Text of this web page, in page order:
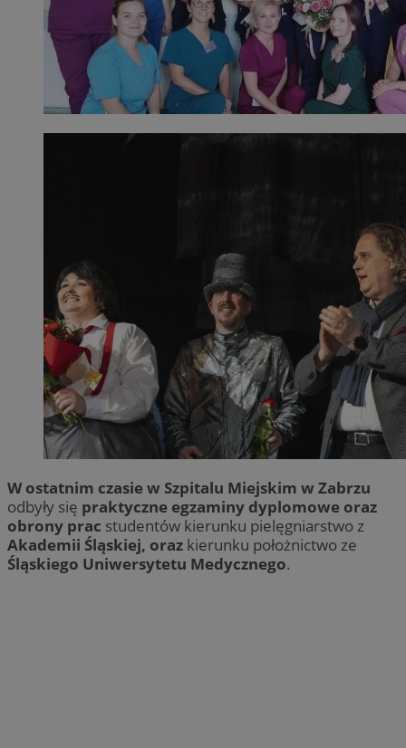
W ostatnim czasie w Szpitalu Miejskim w Zabrzu
odbyły się praktyczne egzaminy dyplomowe oraz
obrony prac studentów kierunku pielęgniarstwo z
Akademii Śląskiej, oraz kierunku położnictwo ze
Śląskiego Uniwersytetu Medycznego.